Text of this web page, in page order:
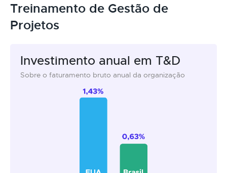
Treinamento de Gestão de
Projetos
Investimento anual em T&D
Sobre o faturamento bruto anual da organização